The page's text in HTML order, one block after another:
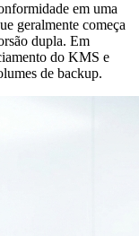
em uma
geralmente começa
dupla. Em
do KMS e
de backup.